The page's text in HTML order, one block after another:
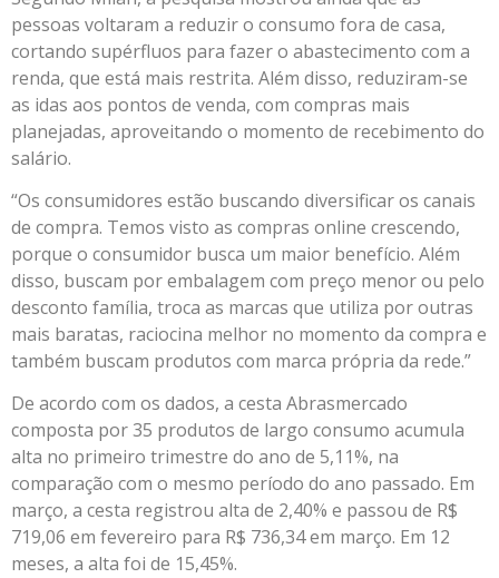
pessoas voltaram a reduzir o consumo fora de casa,
cortando supérfluos para fazer o abastecimento com a
renda, que está mais restrita. Além disso, reduziram-se
as idas aos pontos de venda, com compras mais
planejadas, aproveitando o momento de recebimento do
salário.
“Os consumidores estão buscando diversificar os canais
de compra. Temos visto as compras online crescendo,
porque o consumidor busca um maior benefício. Além
disso, buscam por embalagem com preço menor ou pelo
desconto família, troca as marcas que utiliza por outras
mais baratas, raciocina melhor no momento da compra e
também buscam produtos com marca própria da rede.”
De acordo com os dados, a cesta Abrasmercado
composta por 35 produtos de largo consumo acumula
alta no primeiro trimestre do ano de 5,11%, na
comparação com o mesmo período do ano passado. Em
março, a cesta registrou alta de 2,40% e passou de R$
719,06 em fevereiro para R$ 736,34 em março. Em 12
meses, a alta foi de 15,45%.